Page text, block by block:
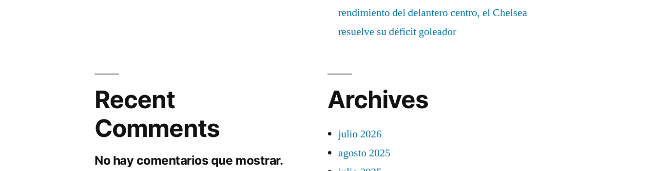
rendimiento del delantero centro, el Chelsea
resuelve su déficit goleador
Recent
Comments
No hay comentarios que mostrar.
Archives
julio 2026
agosto 2025